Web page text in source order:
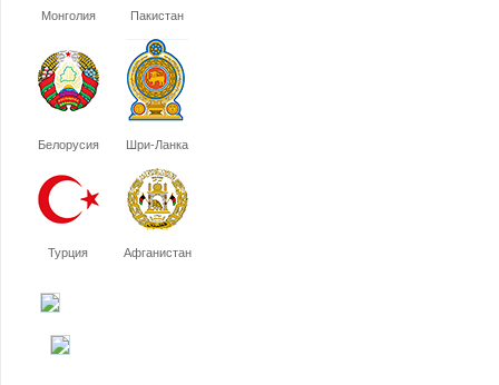
Монголия Пакистан
Белорусия Шри-Ланка
Турция Афганистан